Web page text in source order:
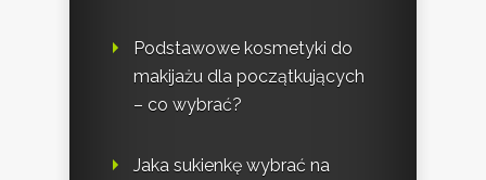
Podstawowe kosmetyki do
makijażu dla początkujących
– co wybrać?
Jaka sukienkę wybrać na